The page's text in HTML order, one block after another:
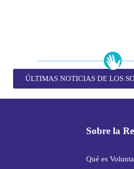
ÚLTIMAS NOTICIAS DE LOS
Sobre la
Qué es